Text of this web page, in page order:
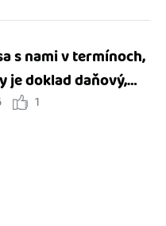
s nami v termínoch,
je doklad daňový,
dokladu o kúpe a
1